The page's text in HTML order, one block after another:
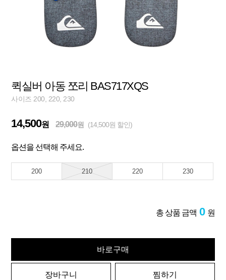
퀵실버 아동 쪼리 BAS717XQS
사이즈 200, 220, 230
14,500원 29,000원 (14,500원 할인)
옵션을 선택해 주세요.
200 210 220 230
총 상품 금액 0 원
바로구매
장바구니 찜하기